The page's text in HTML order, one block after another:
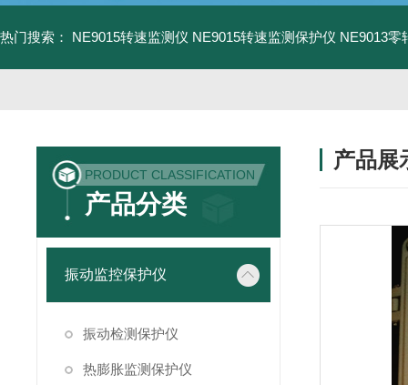
热门搜索： NE9015转速监测仪 NE9015转速监测保护仪 NE9013零
PRODUCT CLASSIFICATION
产品分类
振动监控保护仪
振动检测保护仪
热膨胀监测保护仪
产品展